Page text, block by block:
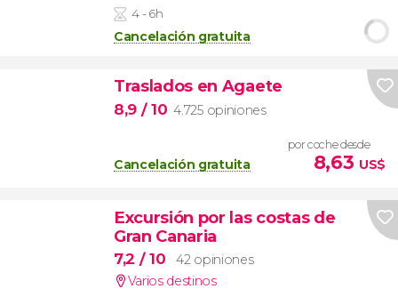
4 - 6h
Cancelación gratuita
Traslados en Agaete
8,9 / 10 4.725 opiniones
Cancelación gratuita
por coche desde
8,63 US$
Excursión por las costas de
Gran Canaria
7,2 / 10
42 opiniones
Varios destinos